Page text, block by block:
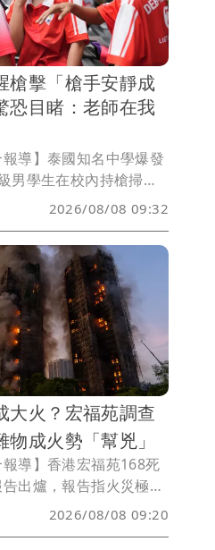
涉洩空軍一號機密 前美空
長遭五角大廈停權
國際
槍擊「槍手安靜成
目睹：老師在我
報導】泰國知名中學爆發
男學生在校內持槍掃
戕，另有超過30人受
體披露，男學生在校成
有攻擊性，不過獨來獨
鎖定教職員下手，最後飲
2026/08/08 09:32
大火？宏福苑調查
成火勢「幫兇」
報導】香港宏福苑168死
出爐，報告指火災極可
燃物料，加上施工期間
，助長火勢迅速蔓延，
2026/08/08 09:20